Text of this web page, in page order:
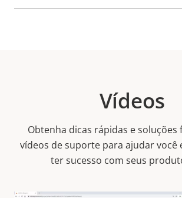
Vídeos
Obtenha dicas rápidas e soluções
vídeos de suporte para ajudar você
ter sucesso com seus